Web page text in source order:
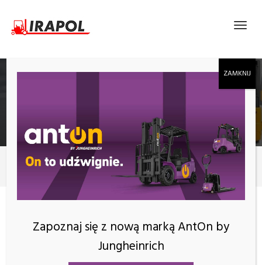
KPZ 71-9 RĘCZNY WÓZEK PALETOWY Z WAGĄ
Produkty K-PZ
KATEGORIE
Zapoznaj się z nową marką AntOn by
Jungheinrich